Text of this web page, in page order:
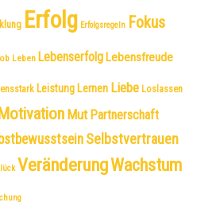
Erfolg Erfolgsregeln Fokus
Leben Lebenserfolg Lebensfreude
Leistung Lernen Liebe Loslassen
Motivation Mut Partnerschaft
Selbstvertrauen
VeränderungWachstum